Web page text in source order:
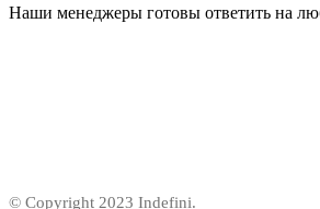
Наши менеджеры готовы ответить на
© Copyright 2023 Indefini.